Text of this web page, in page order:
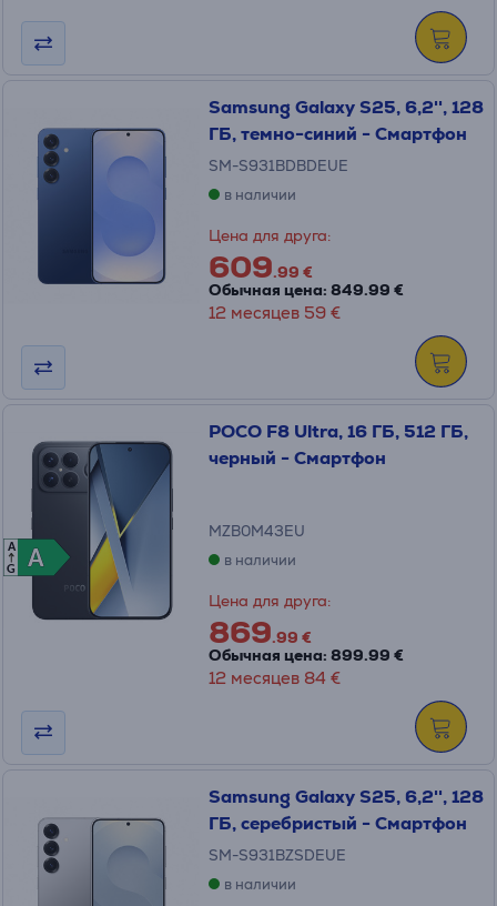
Samsung Galaxy S25, 6,2'', 128
ГБ, темно-синий - Смартфон
SM-S931BDBDEUE
в наличии
Цена для друга:
609.99 €
Обычная цена: 849.99 €
12 месяцев 59 €
A
A
A
G
POCO F8 Ultra, 16 ГБ, 512 ГБ,
черный - Смартфон
MZB0M43EU
в наличии
Цена для друга:
869.99 €
Обычная цена: 899.99 €
12 месяцев 84 €
Samsung Galaxy S25, 6,2'', 128
ГБ, серебристый - Смартфон
SM-S931BZSDEUE
в наличии